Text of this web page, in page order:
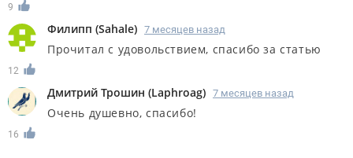
9
Филипп (Sahale) 7 месяцев назад
Прочитал с удовольствием, спасибо за статью
12
Дмитрий Трошин (Laphroag) 7 месяцев назад
Очень душевно, спасибо!
16